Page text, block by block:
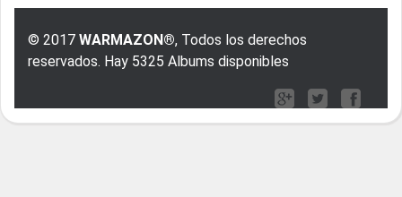
© 2017 WARMAZON®, Todos los derechos
reservados. Hay 5325 Albums disponibles